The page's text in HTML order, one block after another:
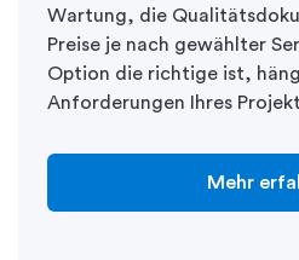
Wartung, die
Preise je nach gewählter
Option die richtige ist,
Anforderungen Ihres
Mehr